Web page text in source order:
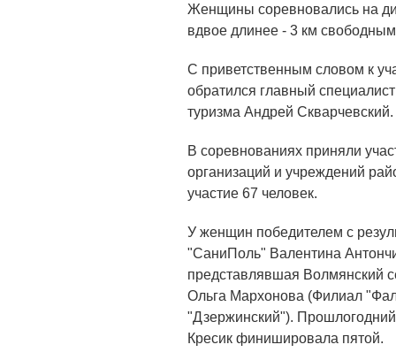
Женщины соревновались на
вдвое длинее - 3 км
С приветственным словом к
обратился главный
туризма Андрей Скварчевский.
В соревнованиях приняли
организаций и учреждений
участие 67 человек.
У женщин победителем с
"СаниПоль" Валентина
представлявшая Волмянский
Ольга Мархонова (Филиал
"Дзержинский").
Кресик финишировала пятой.